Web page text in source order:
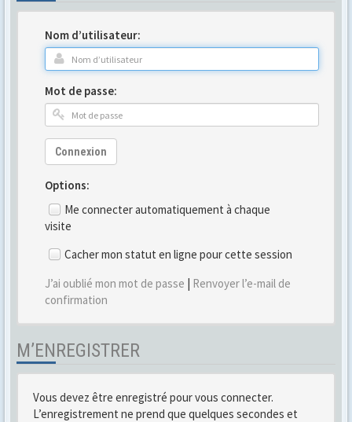
Nom d’utilisateur:
Mot de passe:
Connexion
Options:
Me connecter automatiquement à chaque
visite
Cacher mon statut en ligne pour cette session
J’ai oublié mon mot de passe | Renvoyer l’e-mail de
confirmation
M’ENREGISTRER
Vous devez être enregistré pour vous connecter.
L’enregistrement ne prend que quelques secondes et